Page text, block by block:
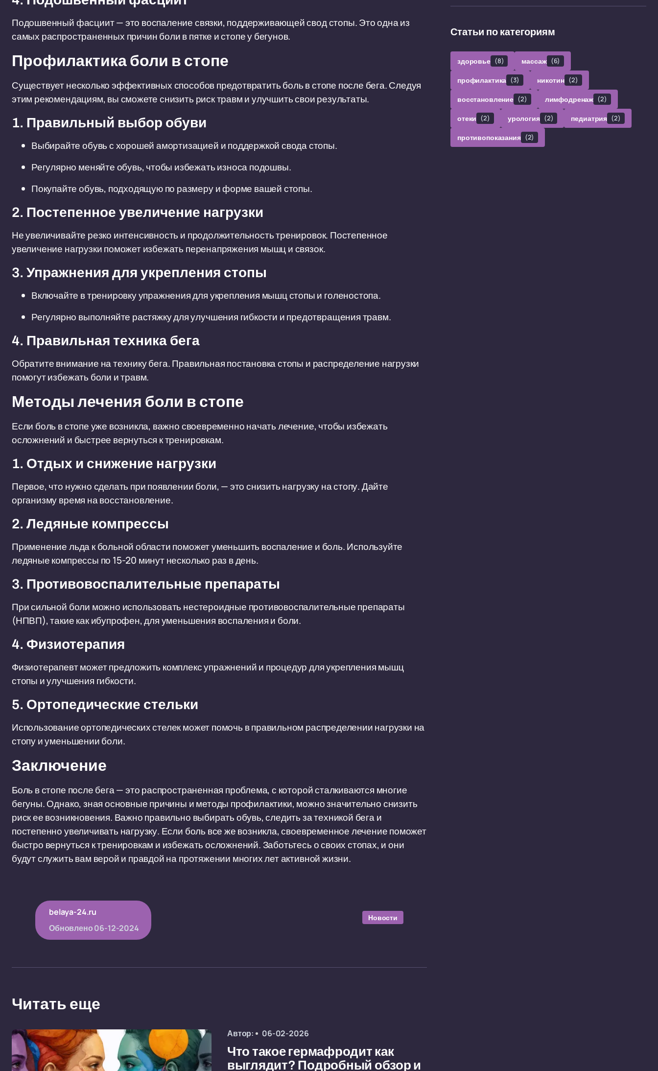
Подошвенный фасциит — это воспаление связки, поддерживающей свод стопы. Это одна из
самых распространенных причин боли в пятке и стопе у бегунов.
Профилактика боли в стопе
Существует несколько эффективных способов предотвратить боль в стопе после бега. Следуя
этим рекомендациям, вы сможете снизить риск травм и улучшить свои результаты.
1. Правильный выбор обуви
Выбирайте обувь с хорошей амортизацией и поддержкой свода стопы.
Регулярно меняйте обувь, чтобы избежать износа подошвы.
Покупайте обувь, подходящую по размеру и форме вашей стопы.
2. Постепенное увеличение нагрузки
Не увеличивайте резко интенсивность и продолжительность тренировок. Постепенное
увеличение нагрузки поможет избежать перенапряжения мышц и связок.
3. Упражнения для укрепления стопы
Включайте в тренировку упражнения для укрепления мышц стопы и голеностопа.
Регулярно выполняйте растяжку для улучшения гибкости и предотвращения травм.
4. Правильная техника бега
Обратите внимание на технику бега. Правильная постановка стопы и распределение нагрузки
помогут избежать боли и травм.
Методы лечения боли в стопе
Если боль в стопе уже возникла, важно своевременно начать лечение, чтобы избежать
осложнений и быстрее вернуться к тренировкам.
1. Отдых и снижение нагрузки
Первое, что нужно сделать при появлении боли, — это снизить нагрузку на стопу. Дайте
организму время на восстановление.
2. Ледяные компрессы
Применение льда к больной области поможет уменьшить воспаление и боль. Используйте
ледяные компрессы по 15-20 минут несколько раз в день.
3. Противовоспалительные препараты
При сильной боли можно использовать нестероидные противовоспалительные препараты
(НПВП), такие как ибупрофен, для уменьшения воспаления и боли.
4. Физиотерапия
Физиотерапевт может предложить комплекс упражнений и процедур для укрепления мышц
стопы и улучшения гибкости.
5. Ортопедические стельки
Использование ортопедических стелек может помочь в правильном распределении нагрузки на
стопу и уменьшении боли.
Заключение
Боль в стопе после бега — это распространенная проблема, с которой сталкиваются многие
бегуны. Однако, зная основные причины и методы профилактики, можно значительно снизить
риск ее возникновения. Важно правильно выбирать обувь, следить за техникой бега и
постепенно увеличивать нагрузку. Если боль все же возникла, своевременное лечение поможет
быстро вернуться к тренировкам и избежать осложнений. Заботьтесь о своих стопах, и они
будут служить вам верой и правдой на протяжении многих лет активной жизни.
belaya-24.ru
Обновлено06-12-2024
Новости
Читать еще
Автор: 06-02-2026
Что такое гермафродит как
выглядит? Подробный обзор и
Статьи по категориям
здоровье (8) массаж (6)
профилактика (3) никотин (2)
восстановление (2) лимфодренаж (2)
отеки (2) урология (2) педиатрия (2)
противопоказания (2)